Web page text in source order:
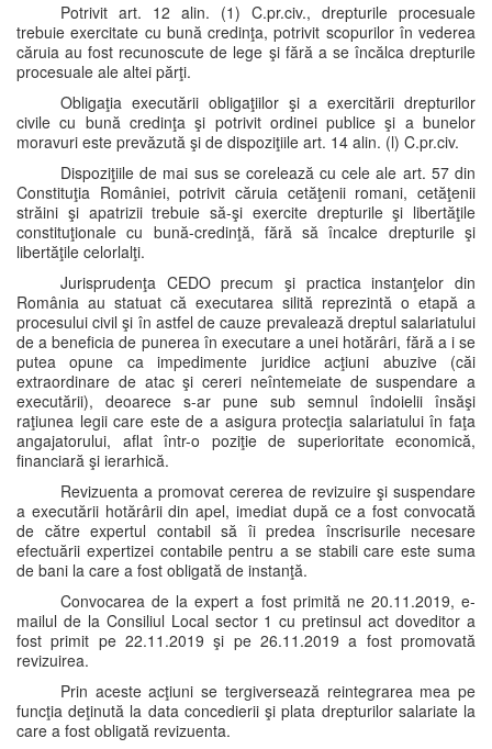
Potrivit art. 12 alin. (1) C.pr.civ., drepturile procesuale
trebuie exercitate cu bună credinţa, potrivit scopurilor în vederea
căruia au fost recunoscute de lege şi fără a se încălca drepturile
procesuale ale altei părţi.
Obligaţia executării obligaţiilor şi a exercitării drepturilor
civile cu bună credinţa şi potrivit ordinei publice şi a bunelor
moravuri este prevăzută şi de dispoziţiile art. 14 alin. (l) C.pr.civ.
Dispoziţiile de mai sus se corelează cu cele ale art. 57 din
Constituţia României, potrivit căruia cetăţenii romani, cetăţenii
străini şi apatrizii trebuie să-şi exercite drepturile şi libertăţile
constituţionale cu bună-credinţă, fără să încalce drepturile şi
libertăţile celorlalţi.
Jurisprudenţa CEDO precum şi practica instanţelor din
România au statuat că executarea silită reprezintă o etapă a
procesului civil şi în astfel de cauze prevalează dreptul salariatului
de a beneficia de punerea în executare a unei hotărâri, fără a i se
putea opune ca impedimente juridice acţiuni abuzive (căi
extraordinare de atac şi cereri neîntemeiate de suspendare a
executării), deoarece s-ar pune sub semnul îndoielii însăşi
raţiunea legii care este de a asigura protecţia salariatului în faţa
angajatorului, aflat într-o poziţie de superioritate economică,
financiară şi ierarhică.
Revizuenta a promovat cererea de revizuire şi suspendare
a executării hotărârii din apel, imediat după ce a fost convocată
de către expertul contabil să îi predea înscrisurile necesare
efectuării expertizei contabile pentru a se stabili care este suma
de bani la care a fost obligată de instanţă.
Convocarea de la expert a fost primită ne 20.11.2019, e-
mailul de la Consiliul Local sector 1 cu pretinsul act doveditor a
fost primit pe 22.11.2019 şi pe 26.11.2019 a fost promovată
revizuirea.
Prin aceste acţiuni se tergiversează reintegrarea mea pe
funcţia deţinută la data concedierii şi plata drepturilor salariate la
care a fost obligată revizuenta.